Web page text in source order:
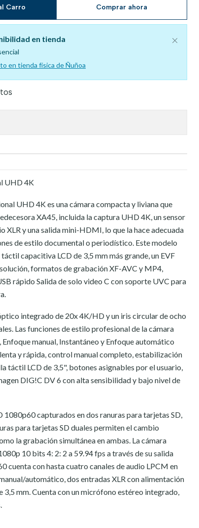
Carro Comprar ahora
en tienda
en tienda física de Ñuñoa
UHD 4K
UHD 4K es una cámara compacta y liviana que
XA45, incluida la captura UHD 4K, un sensor
XLR y una salida mini-HDMI, lo que la hace adecuada
de estilo documental o periodístico. Este modelo
capacitiva LCD de 3,5 mm más grande, un EVF
formatos de grabación XF-AVC y MP4,
rápido Salida de solo video C con soporte UVC para
integrado de 20x 4K/HD y un iris circular de ocho
Las funciones de estilo profesional de la cámara
manual, Instantáneo y Enfoque automático
y rápida, control manual completo, estabilización
táctil LCD de 3,5", botones asignables por el usuario,
DIG!C DV 6 con alta sensibilidad y bajo nivel de
capturados en dos ranuras para tarjetas SD,
para tarjetas SD duales permiten el cambio
la grabación simultánea en ambas. La cámara
10 bits 4: 2: 2 a 59.94 fps a través de su salida
cuenta con hasta cuatro canales de audio LPCM en
automático, dos entradas XLR con alimentación
3,5 mm. Cuenta con un micrófono estéreo integrado,